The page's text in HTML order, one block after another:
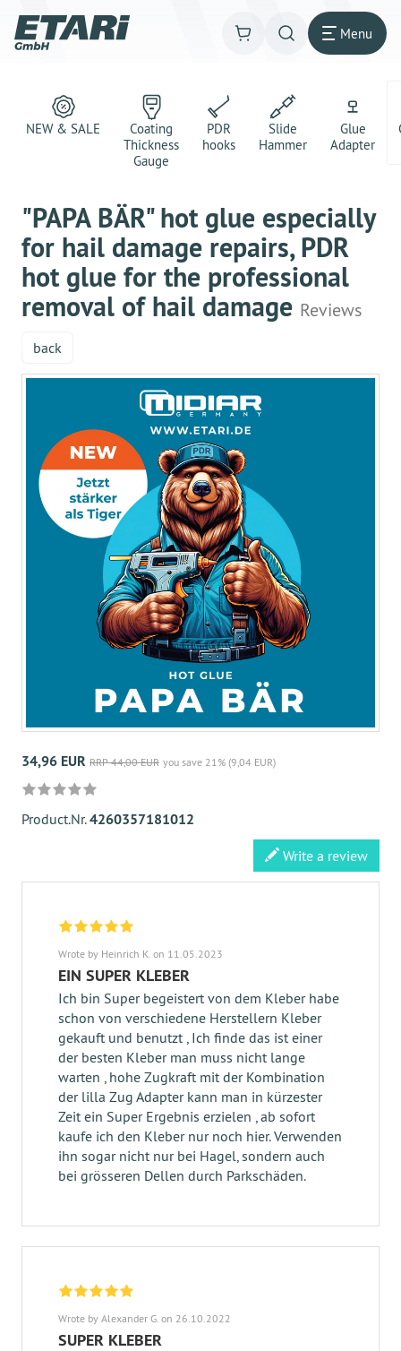
Menu
NEW & SALE
Coating
Thickness
Gauge
PDR
hooks
Slide
Hammer
Glue
Adapter
"PAPA BÄR" hot glue especially
for hail damage repairs, PDR
hot glue for the professional
removal of hail damage Reviews
back
34,96 EUR RRP 44,00 EUR you save 21% (9,04 EUR)
Product.Nr.4260357181012
Write a review
Wrote by Heinrich K. on 11.05.2023
EIN SUPER KLEBER
Ich bin Super begeistert von dem Kleber habe
schon von verschiedene Herstellern Kleber
gekauft und benutzt , Ich finde das ist einer
der besten Kleber man muss nicht lange
warten , hohe Zugkraft mit der Kombination
der lilla Zug Adapter kann man in kürzester
Zeit ein Super Ergebnis erzielen , ab sofort
kaufe ich den Kleber nur noch hier. Verwenden
ihn sogar nicht nur bei Hagel, sondern auch
bei grösseren Dellen durch Parkschäden.
Wrote by Alexander G. on 26.10.2022
SUPER KLEBER